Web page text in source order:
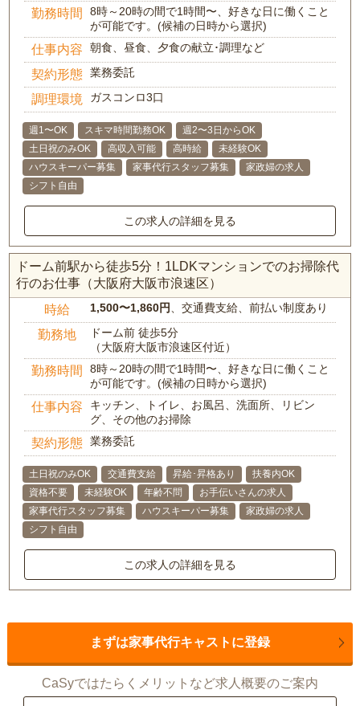
勤務時間
8時～20時の間で1時間〜、好きな日に働くこと
が可能です。(候補の日時から選択)
仕事内容 朝食、昼食、夕食の献立･調理など
契約形態 業務委託
調理環境 ガスコンロ3口
週1〜OK スキマ時間勤務OK
週2〜3日からOK
土日祝のみOK
高収入可能 高時給
未経験OK
ハウスキーパー募集
家事代行スタッフ募集
家政婦の求人
シフト自由
この求人の詳細を見る
ドーム前駅から徒歩5分！1LDKマンションでのお掃除代
行のお仕事（大阪府大阪市浪速区）
時給 1,500〜1,860円 、交通費支給、前払い制度あり
勤務地
ドーム前 徒歩5分
（大阪府大阪市浪速区付近）
勤務時間
8時～20時の間で1時間〜、好きな日に働くこと
が可能です。(候補の日時から選択)
仕事内容
キッチン、トイレ、お風呂、洗面所、リビン
グ、その他のお掃除
契約形態 業務委託
土日祝のみOK 交通費支給 昇給･昇格あり
扶養内OK
資格不要
未経験OK 年齢不問
お手伝いさんの求人
家事代行スタッフ募集
ハウスキーパー募集
家政婦の求人
シフト自由
この求人の詳細を見る
まずは家事代行キャストに登録
CaSyではたらくメリットなど求人概要のご案内